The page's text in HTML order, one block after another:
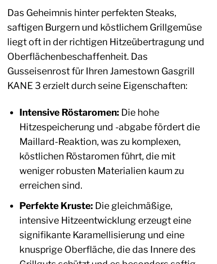
Das Geheimnis hinter perfekten Steaks,
saftigen Burgern und köstlichem Grillgemüse
liegt oft in der richtigen Hitzeübertragung und
Oberflächenbeschaffenheit. Das
Gusseisenrost für Ihren Jamestown Gasgrill
KANE 3 erzielt durch seine Eigenschaften:
Intensive Röstaromen: Die hohe
Hitzespeicherung und -abgabe fördert die
Maillard-Reaktion, was zu komplexen,
köstlichen Röstaromen führt, die mit
weniger robusten Materialien kaum zu
erreichen sind.
Perfekte Kruste: Die gleichmäßige,
intensive Hitzeentwicklung erzeugt eine
signifikante Karamellisierung und eine
knusprige Oberfläche, die das Innere des